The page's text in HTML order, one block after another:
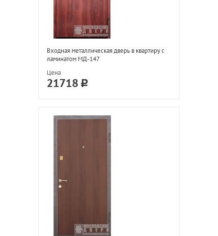
Входная металлическая дверь в квартиру с
ламинатом МД-147
Цена
21718